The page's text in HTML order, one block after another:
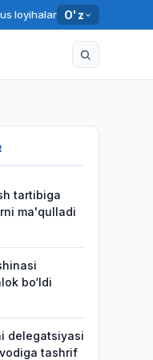
loyihalar O'z
tartibiga
ma'qulladi
bo‘ldi
delegatsiyasi
tashrif